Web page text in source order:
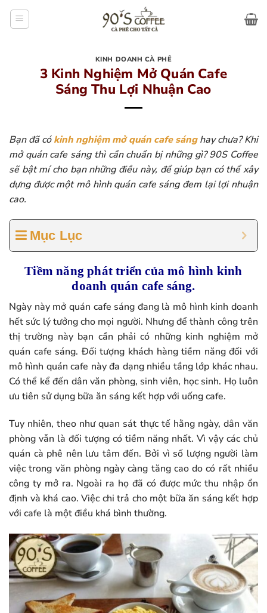
KINH DOANH CÀ PHÊ
3 Kinh Nghiệm Mở Quán Cafe
Sáng Thu Lợi Nhuận Cao
Bạn đã cókinh nghiệm mở quán cafe sánghay chưa? Khi
mở quán cafe sáng thì cần chuẩn bị những gì? 90S Coffee
sẽ bật mí cho bạn những điều này, để giúp bạn có thể xây
dựng được một mô hình quán cafe sáng đem lại lợi nhuận
cao.
Mục Lục
Tiềm năng phát triển của mô hình kinh
doanh quán cafe sáng.
Ngày này mở quán cafe sáng đang là mô hình kinh doanh
hết sức lý tưởng cho mọi người. Nhưng để thành công trên
thị trường này bạn cần phải có những kinh nghiệm mở
quán cafe sáng. Đối tượng khách hàng tiềm năng đối với
mô hình quán cafe này đa dạng nhiều tầng lớp khác nhau.
Có thể kể đến dân văn phòng, sinh viên, học sinh. Họ luôn
ưu tiên sử dụng bữa ăn sáng kết hợp với uống cafe.
Tuy nhiên, theo như quan sát thực tế hằng ngày, dân văn
phòng vẫn là đối tượng có tiềm năng nhất. Vì vậy các chủ
quán cà phê nên lưu tâm đến. Bởi vì số lượng người làm
việc trong văn phòng ngày càng tăng cao do có rất nhiều
công ty mở ra. Ngoài ra họ đã có được mức thu nhập ổn
định và khá cao. Việc chi trả cho một bữa ăn sáng kết hợp
với cafe là một điều khá bình thường.